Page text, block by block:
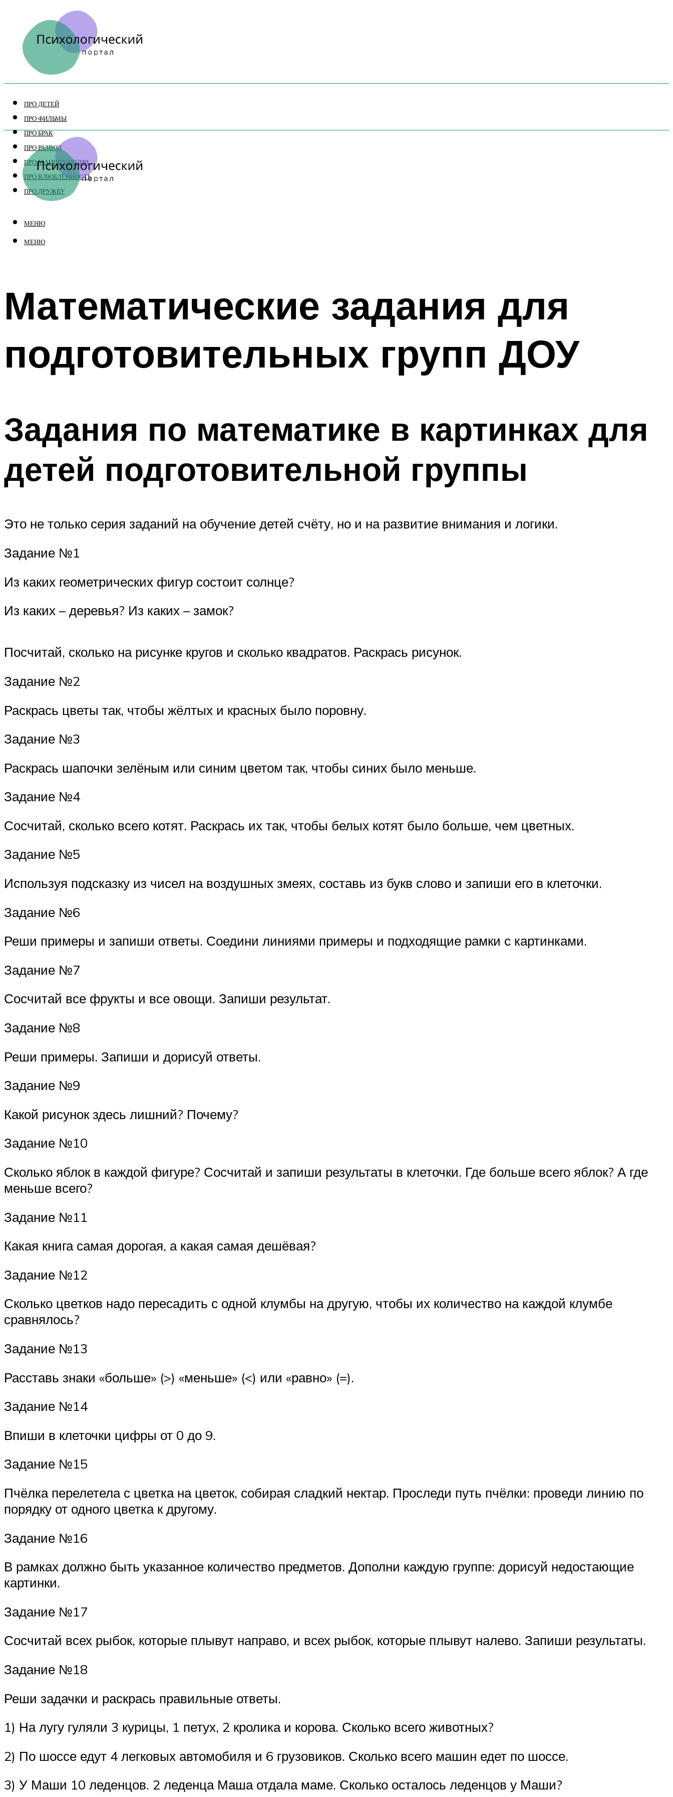
ПРО ДЕТЕЙ
ПРО ФИЛЬМЫ
ПРО БРАК
ПРО РАЗВОД
ПРО МАНИПУЛЯЦИИ
ПРО ВЛЮБЛЕННОСТЬ
ПРО ДРУЖБУ
МЕНЮ
МЕНЮ
Математические задания для
подготовительных групп ДОУ
Задания по математике в картинках для
детей подготовительной группы
Это не только серия заданий на обучение детей счёту, но и на развитие внимания и логики.
Задание №1
Из каких геометрических фигур состоит солнце?
Из каких – деревья? Из каких – замок?
Посчитай, сколько на рисунке кругов и сколько квадратов. Раскрась рисунок.
Задание №2
Раскрась цветы так, чтобы жёлтых и красных было поровну.
Задание №3
Раскрась шапочки зелёным или синим цветом так, чтобы синих было меньше.
Задание №4
Сосчитай, сколько всего котят. Раскрась их так, чтобы белых котят было больше, чем цветных.
Задание №5
Используя подсказку из чисел на воздушных змеях, составь из букв слово и запиши его в клеточки.
Задание №6
Реши примеры и запиши ответы. Соедини линиями примеры и подходящие рамки с картинками.
Задание №7
Сосчитай все фрукты и все овощи. Запиши результат.
Задание №8
Реши примеры. Запиши и дорисуй ответы.
Задание №9
Какой рисунок здесь лишний? Почему?
Задание №10
Сколько яблок в каждой фигуре? Сосчитай и запиши результаты в клеточки. Где больше всего яблок? А где
меньше всего?
Задание №11
Какая книга самая дорогая, а какая самая дешёвая?
Задание №12
Сколько цветков надо пересадить с одной клумбы на другую, чтобы их количество на каждой клумбе
сравнялось?
Задание №13
Расставь знаки «больше» (>) «меньше» (<) или «равно» (=).
Задание №14
Впиши в клеточки цифры от 0 до 9.
Задание №15
Пчёлка перелетела с цветка на цветок, собирая сладкий нектар. Проследи путь пчёлки: проведи линию по
порядку от одного цветка к другому.
Задание №16
В рамках должно быть указанное количество предметов. Дополни каждую группе: дорисуй недостающие
картинки.
Задание №17
Сосчитай всех рыбок, которые плывут направо, и всех рыбок, которые плывут налево. Запиши результаты.
Задание №18
Реши задачки и раскрась правильные ответы.
1) На лугу гуляли 3 курицы, 1 петух, 2 кролика и корова. Сколько всего животных?
2) По шоссе едут 4 легковых автомобиля и 6 грузовиков. Сколько всего машин едет по шоссе.
3) У Маши 10 леденцов. 2 леденца Маша отдала маме. Сколько осталось леденцов у Маши?